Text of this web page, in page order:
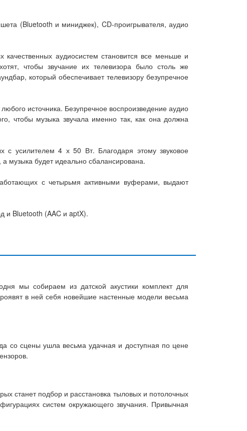
(Bluetooth и миниджек), CD-проигрывателя, аудио
аудиосистем становится все меньше и
чтобы звучание их телевизора было столь же
который обеспечивает телевизору безупречное
источника. Безупречное воспроизведение аудио
чтобы музыка звучала именно так, как она должна
с усилителем 4 х 50 Вт. Благодаря этому звуковое
музыка будет идеально сбалансирована.
с четырьмя активными вуферами, выдают
и Bluetooth (AAC и aptX).
мы собираем из датской акустики комплект для
в ней себя новейшие настенные модели весьма
со сцены ушла весьма удачная и доступная по цене
станет подбор и расстановка тыловых и потолочных
систем окружающего звучания. Привычная